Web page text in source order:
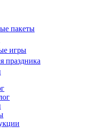
пакеты
игры
праздника